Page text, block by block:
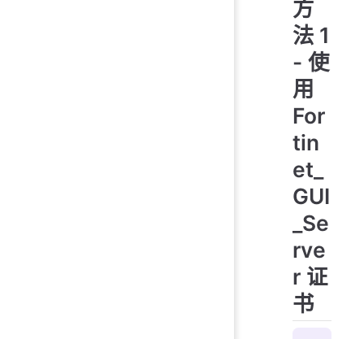
方
法 1
- 使
用
For
tin
et_
GUI
_Se
rve
r 证
书